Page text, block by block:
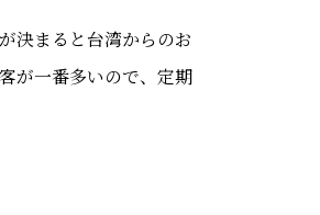
決まると台湾からのお
が一番多いので、定期